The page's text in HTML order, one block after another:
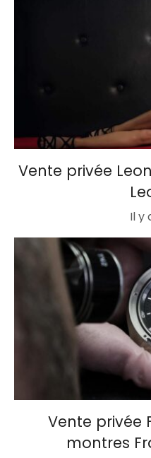
Vente privée
Il y
Vente privée
montres